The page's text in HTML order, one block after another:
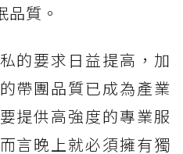
質。
的要求日益提高，加
帶團品質已成為產業
提供高強度的專業服
言晚上就必須擁有獨